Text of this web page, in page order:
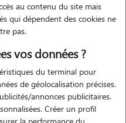
familles d'accueil
(33590)
au contenu du site mais
qui dépendent des cookies ne
pas.
vos données ?
du terminal pour
de géolocalisation précises.
annonces publicitaires.
Créer un profil